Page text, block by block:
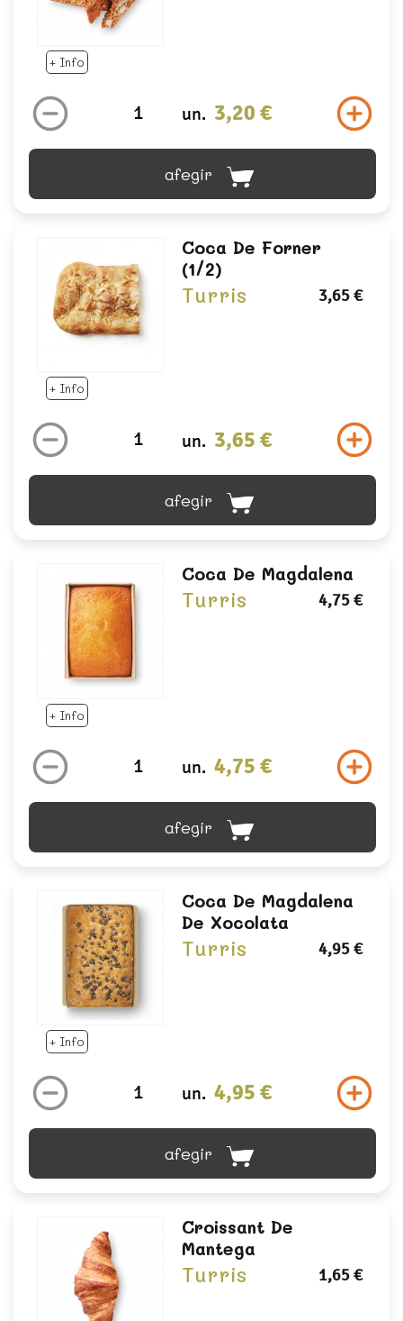
+ Info
un. 3,20 €
afegir
+ Info
Coca De Forner
(1/2)
Turris 3,65 €
un. 3,65 €
afegir
+ Info
Coca De Magdalena
Turris 4,75 €
un. 4,75 €
afegir
+ Info
Coca De Magdalena
De Xocolata
Turris 4,95 €
un. 4,95 €
afegir
Croissant De
Mantega
Turris 1,65 €